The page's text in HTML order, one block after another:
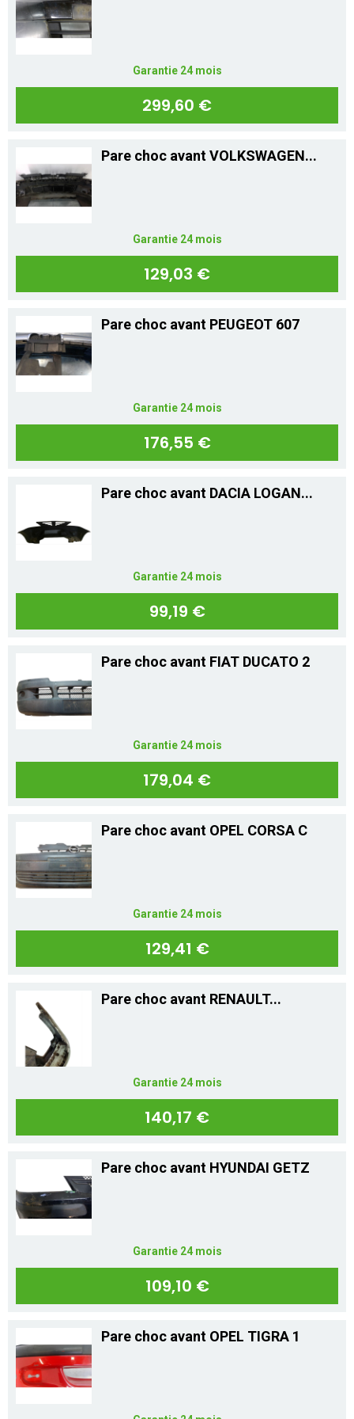
Appelez-nous
01 60 48 23 09
Garantie 24 mois
299,60 €
Pare choc avant VOLKSWAGEN...
Garantie 24 mois
129,03 €
Pare choc avant PEUGEOT 607
Garantie 24 mois
176,55 €
Pare choc avant DACIA LOGAN...
Garantie 24 mois
99,19 €
Pare choc avant FIAT DUCATO 2
Garantie 24 mois
179,04 €
Pare choc avant OPEL CORSA C
Garantie 24 mois
129,41 €
Pare choc avant RENAULT...
Garantie 24 mois
140,17 €
Pare choc avant HYUNDAI GETZ
Garantie 24 mois
109,10 €
Pare choc avant OPEL TIGRA 1